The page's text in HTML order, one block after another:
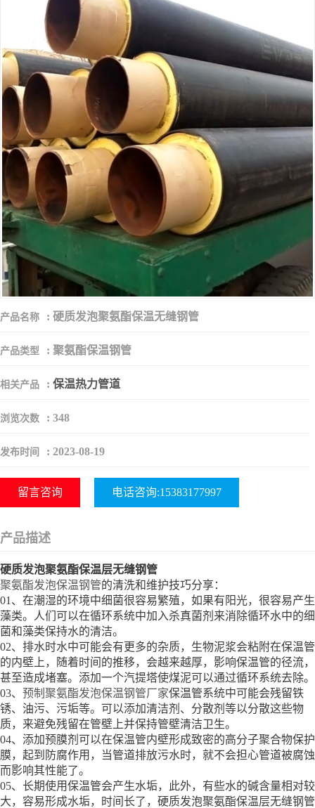
产品名称 : 硬质发泡聚氨酯保温无缝钢管
产品类型 : 聚氨酯保温钢管
相关产品 : 保温热力管道
浏览次数 : 348
发布时间 : 2023-08-19
留言咨询 电话咨询:15383177997
产品描述
硬质发泡聚氨酯保温层无缝钢管
聚氨酯发泡保温钢管的清洗和维护技巧分享：
01、在潮湿的环境中细菌很容易繁殖，如果有阳光，很容易产生
藻类。人们可以在循环系统中加入杀真菌剂来消除循环水中的细
菌和藻类保持水的清洁。
02、排水时水中可能会有更多的杂质，生物泥浆会粘附在保温管
的内壁上，随着时间的推移，会越来越厚，影响保温管的径流，
甚至造成堵塞。添加一个汽提塔使煤泥可以通过循环系统去除。
03、 预制聚氨酯发泡保温钢管厂家保温管系统中可能会残留铁
锈、油污、污垢等。可以添加清洁剂、分散剂等以分散这些物
质，来避免残留在管壁上并保持管壁清洁卫生。
04、添加预膜剂可以在保温管内壁形成致密的高分子聚合物保护
膜，起到防腐作用，当管道排放污水时，就不会担心管道被腐蚀
而影响其性能了。
05、长期使用保温管会产生水垢，此外，有些水的碱含量相对较
大，容易形成水垢，时间长了，硬质发泡聚氨酯保温层无缝钢管